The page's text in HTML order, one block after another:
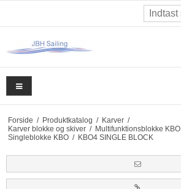
Forside / Produktkatalog / Karver /
Karver blokke og skiver / Multifunktionsblokke KBO
Singleblokke KBO / KBO4 SINGLE BLOCK